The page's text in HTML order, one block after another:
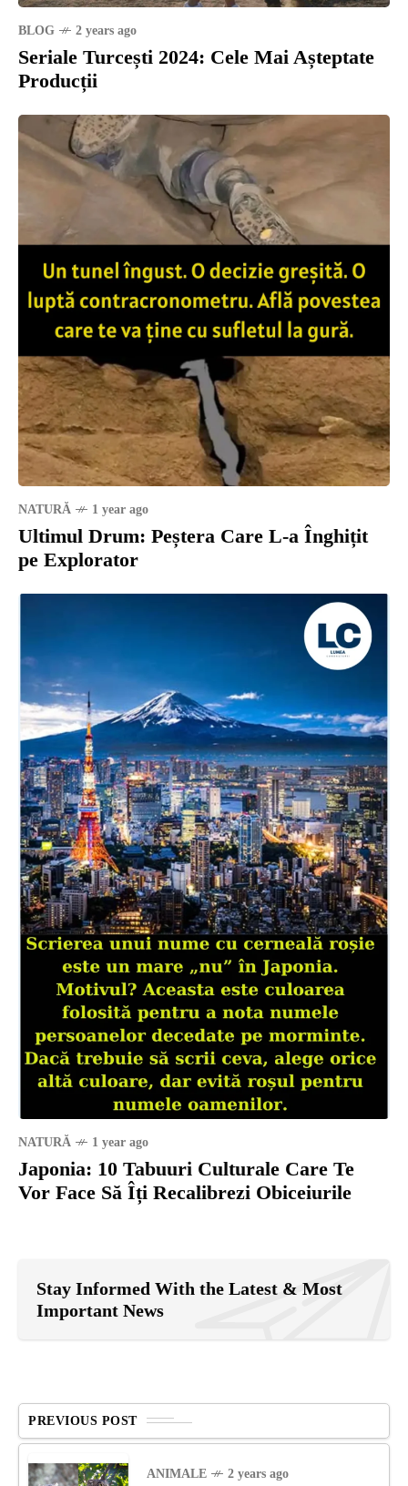
BLOG 2 years ago
Seriale Turcești 2024: Cele Mai Așteptate
Producții
NATURĂ 1 year ago
Ultimul Drum: Peștera Care L-a Înghițit
pe Explorator
NATURĂ 1 year ago
Japonia: 10 Tabuuri Culturale Care Te
Vor Face Să Îți Recalibrezi Obiceiurile
Stay Informed With the Latest & Most
Important News
PREVIOUS POST
ANIMALE 2 years ago